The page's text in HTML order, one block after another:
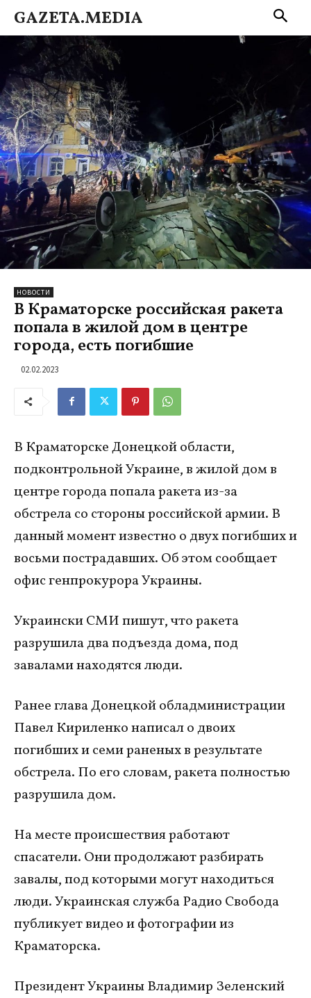
GAZETA.MEDIA
НОВОСТИ
В Краматорске российская ракета
попала в жилой дом в центре
города, есть погибшие
02.02.2023
В Краматорске Донецкой области,
подконтрольной Украине, в жилой дом в
центре города попала ракета из-за
обстрела со стороны российской армии. В
данный момент известно о двух погибших и
восьми пострадавших. Об этом сообщает
офис генпрокурора Украины.
Украински СМИ пишут, что ракета
разрушила два подъезда дома, под
завалами находятся люди.
Ранее глава Донецкой обладминистрации
Павел Кириленко написал о двоих
погибших и семи раненых в результате
обстрела. По его словам, ракета полностью
разрушила дом.
На месте происшествия работают
спасатели. Они продолжают разбирать
завалы, под которыми могут находиться
люди. Украинская служба Радио Свобода
публикует видео и фотографии из
Краматорска.
Президент Украины Владимир Зеленский